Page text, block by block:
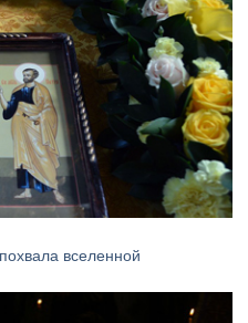
вселенной